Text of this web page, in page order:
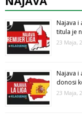
Najava i
titula je
23 Maja,
Najava i
donosi
23 Maja,